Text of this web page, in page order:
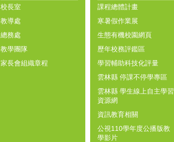
校長室
教導處
總務處
教學團隊
家長會組織章程
課程總體計畫
寒暑假作業展
生態有機校園網頁
歷年校務評鑑區
學習輔助科技化評量
雲林縣 停課不停學專區
雲林縣 學生線上自主學習
資源網
資訊教育相關
公視110學年度公播版教
學影片